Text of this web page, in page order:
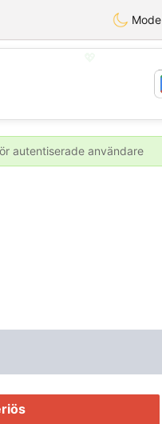
Mode
autentiserade användare